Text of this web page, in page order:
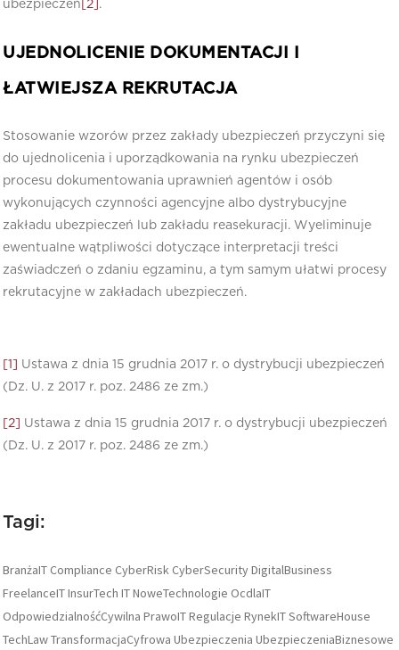
ubezpieczeń [2] .
UJEDNOLICENIE DOKUMENTACJI I
ŁATWIEJSZA REKRUTACJA
Stosowanie wzorów przez zakłady ubezpieczeń przyczyni się
do ujednolicenia i uporządkowania na rynku ubezpieczeń
procesu dokumentowania uprawnień agentów i osób
wykonujących czynności agencyjne albo dystrybucyjne
zakładu ubezpieczeń lub zakładu reasekuracji. Wyeliminuje
ewentualne wątpliwości dotyczące interpretacji treści
zaświadczeń o zdaniu egzaminu, a tym samym ułatwi procesy
rekrutacyjne w zakładach ubezpieczeń.
[1]
Ustawa z dnia 15 grudnia 2017 r. o dystrybucji ubezpieczeń
(Dz. U. z 2017 r. poz. 2486 ze zm.)
[2] Ustawa z dnia 15 grudnia 2017 r. o dystrybucji ubezpieczeń
(Dz. U. z 2017 r. poz. 2486 ze zm.)
Tagi:
BranżaIT Compliance CyberRisk CyberSecurityDigitalBusiness
FreelanceITInsurTech ITNoweTechnologie OcdlaIT
OdpowiedzialnośćCywilna PrawoITRegulacje RynekITSoftwareHouse
TechLawTransformacjaCyfrowa Ubezpieczenia UbezpieczeniaBiznesowe